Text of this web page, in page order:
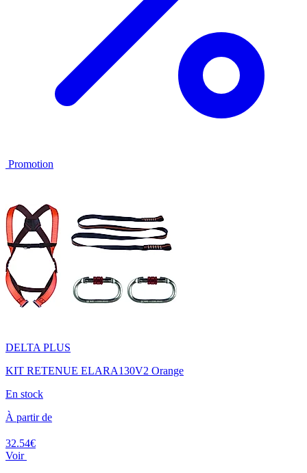
Promotion
DELTA PLUS
KIT RETENUE ELARA130V2 Orange
En stock
À partir de
32.54€
Voir